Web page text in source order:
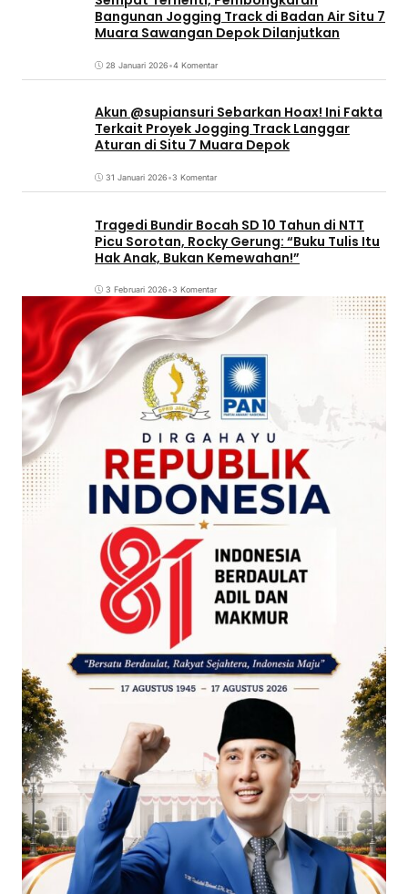
Bangunan Jogging Track di Badan Air Situ 7
Muara Sawangan Depok Dilanjutkan
28 Januari 2026•4 Komentar
Akun @supiansuri Sebarkan Hoax! Ini Fakta
Terkait Proyek Jogging Track Langgar
Aturan di Situ 7 Muara Depok
31 Januari 2026•3 Komentar
Tragedi Bundir Bocah SD 10 Tahun di NTT
Picu Sorotan, Rocky Gerung: “Buku Tulis Itu
Hak Anak, Bukan Kemewahan!”
3 Februari 2026•3 Komentar